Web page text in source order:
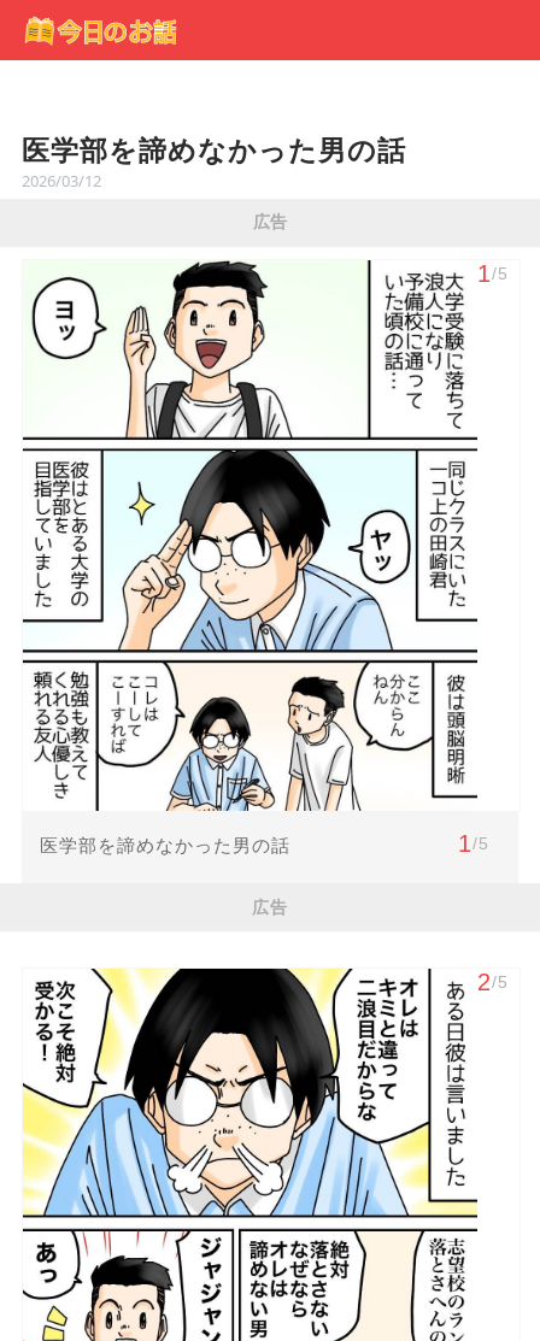
医学部を諦めなかった男の話
2026/03/12
広告
1/5
医学部を諦めなかった男の話 1/5
広告
2/5